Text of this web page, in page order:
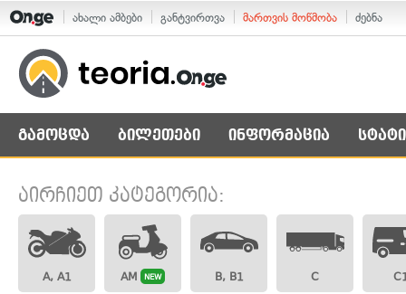
ახალი ამბები განტვირთვა მართვის მოწმობა ძებნა
გამოცდა ბილეთები ინფორმაცია
აირჩიეთ კატეგორია:
A, A1 AM NEW B, B1 C